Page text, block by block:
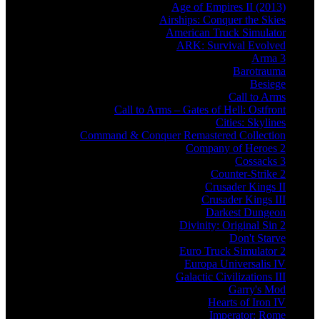
Age of Empires II (2013)
Airships: Conquer the Skies
American Truck Simulator
ARK: Survival Evolved
Arma 3
Barotrauma
Besiege
Call to Arms
Call to Arms – Gates of Hell: Ostfront
Cities: Skylines
Command & Conquer Remastered Collection
Company of Heroes 2
Cossacks 3
Counter-Strike 2
Crusader Kings II
Crusader Kings III
Darkest Dungeon
Divinity: Original Sin 2
Don't Starve
Euro Truck Simulator 2
Europa Universalis IV
Galactic Civilizations III
Garry's Mod
Hearts of Iron IV
Imperator: Rome